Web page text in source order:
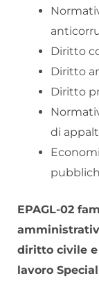
Diritto
Diritto
Diritto
di
EPAGL-02
diritto civile
lavoro